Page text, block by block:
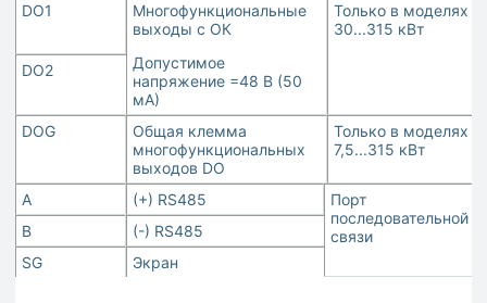
DO1
Многофункциональные
выходы с ОК
Допустимое
напряжение =48 В (50
мА)
Только в моделях
30...315 кВт
DO2
DOG
Общая клемма
многофункциональных
выходов DO
Только в моделях
7,5...315 кВт
A (+) RS485
Порт
последовательной
связи
B
(-) RS485
SG
Экран